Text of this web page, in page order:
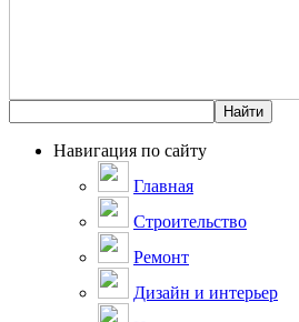
Навигация по сайту
Главная
Строительство
Ремонт
Дизайн и интерьер